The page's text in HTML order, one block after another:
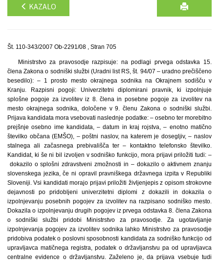
KAZALO
Št. 110-343/2007 Ob-2291/08 , Stran 705
Ministrstvo za pravosodje razpisuje: na podlagi prvega odstavka 15.
člena Zakona o sodniški službi (Uradni list RS, št. 94/07 – uradno prečiščeno
besedilo): – 1 prosto mesto okrajnega sodnika na Okrajnem sodišču v
Kranju. Razpisni pogoji: Univerzitetni diplomirani pravnik, ki izpolnjuje
splošne pogoje za izvolitev iz 8. člena in posebne pogoje za izvolitev na
mesto okrajnega sodnika, določene v 9. členu Zakona o sodniški službi.
Prijava kandidata mora vsebovati naslednje podatke: – osebno ter morebitno
prejšnje osebno ime kandidata, – datum in kraj rojstva, – enotno matično
številko občana (EMŠO), – poštni naslov, na katerem je dosegljiv, – naslov
stalnega ali začasnega prebivališča ter – kontaktno telefonsko številko.
Kandidat, ki še ni bil izvoljen v sodniško funkcijo, mora prijavi priložiti tudi: –
dokazilo o splošni zdravstveni zmožnosti in – dokazilo o aktivnem znanju
slovenskega jezika, če ni opravil pravniškega državnega izpita v Republiki
Sloveniji. Vsi kandidati morajo prijavi priložiti življenjepis z opisom strokovne
dejavnosti po pridobljeni univerzitetni diplomi z dokazili in dokazila o
izpolnjevanju posebnih pogojev za izvolitev na razpisano sodniško mesto.
Dokazila o izpolnjevanju drugih pogojev iz prvega odstavka 8. člena Zakona
o sodniški službi pridobi Ministrstvo za pravosodje. Za ugotavljanje
izpolnjevanja pogojev za izvolitev sodnika lahko Ministrstvo za pravosodje
pridobiva podatek o poslovni sposobnosti kandidata za sodniško funkcijo od
upravljavca matičnega registra, podatek o državljanstvu pa od upravljavca
centralne evidence o državljanstvu. Zaželeno je, da prijava vsebuje tudi